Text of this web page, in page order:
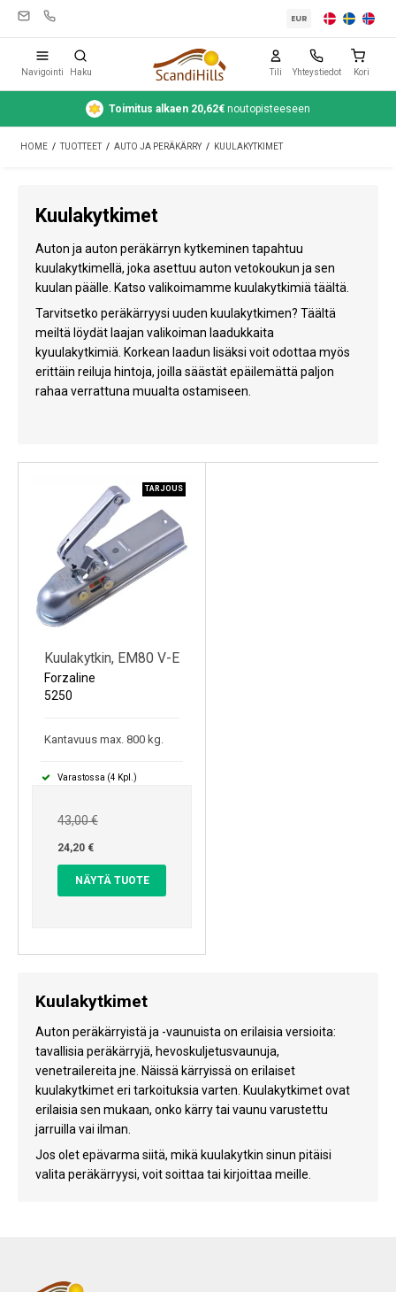
Leirintävarusteet
Teltat
Puhdistus ja hoito
Matkavarusteet
Kaasu
Vesi
Tarjoukset
EUR
Navigointi Haku Tili Yhteystiedot Kori
Toimitus alkaen 20,62€ noutopisteeseen
HOME / TUOTTEET / AUTO JA PERÄKÄRRY / KUULAKYTKIMET
Kuulakytkimet
Auton ja auton peräkärryn kytkeminen tapahtuu
kuulakytkimellä, joka asettuu auton vetokoukun ja sen
kuulan päälle. Katso valikoimamme kuulakytkimiä täältä.
Tarvitsetko peräkärryysi uuden kuulakytkimen? Täältä
meiltä löydät laajan valikoiman laadukkaita
kyuulakytkimiä. Korkean laadun lisäksi voit odottaa myös
erittäin reiluja hintoja, joilla säästät epäilemättä paljon
rahaa verrattuna muualta ostamiseen.
TARJOUS
Kuulakytkin, EM80 V-E
Forzaline
5250
Kantavuus max. 800 kg.
Varastossa (4 Kpl.)
43,00 €
24,20 €
NÄYTÄ TUOTE
Kuulakytkimet
Auton peräkärryistä ja -vaunuista on erilaisia versioita:
tavallisia peräkärryjä, hevoskuljetusvaunuja,
venetrailereita jne. Näissä kärryissä on erilaiset
kuulakytkimet eri tarkoituksia varten. Kuulakytkimet ovat
erilaisia sen mukaan, onko kärry tai vaunu varustettu
jarruilla vai ilman.
Jos olet epävarma siitä, mikä kuulakytkin sinun pitäisi
valita peräkärryysi, voit soittaa tai kirjoittaa meille.